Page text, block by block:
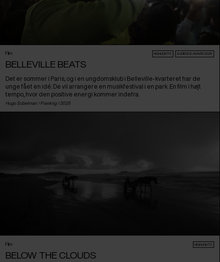
Film HIGHLIGHTS AUDIENCE AWARD 2026
BELLEVILLE BEATS
Det er sommer i Paris, og i en ungdomsklub i Belleville-kvarteret har de
unge fået en idé: De vil arrangere en musikfestival i en park. En film i højt
tempo, hvor den positive energi kommer indefra.
Hugo Sobelman / Frankrig/ 2025
Film HIGHLIGHTS
BELOW THE CLOUDS